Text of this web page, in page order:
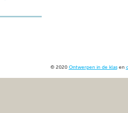
© 2020 Ontwerpen in de klasen